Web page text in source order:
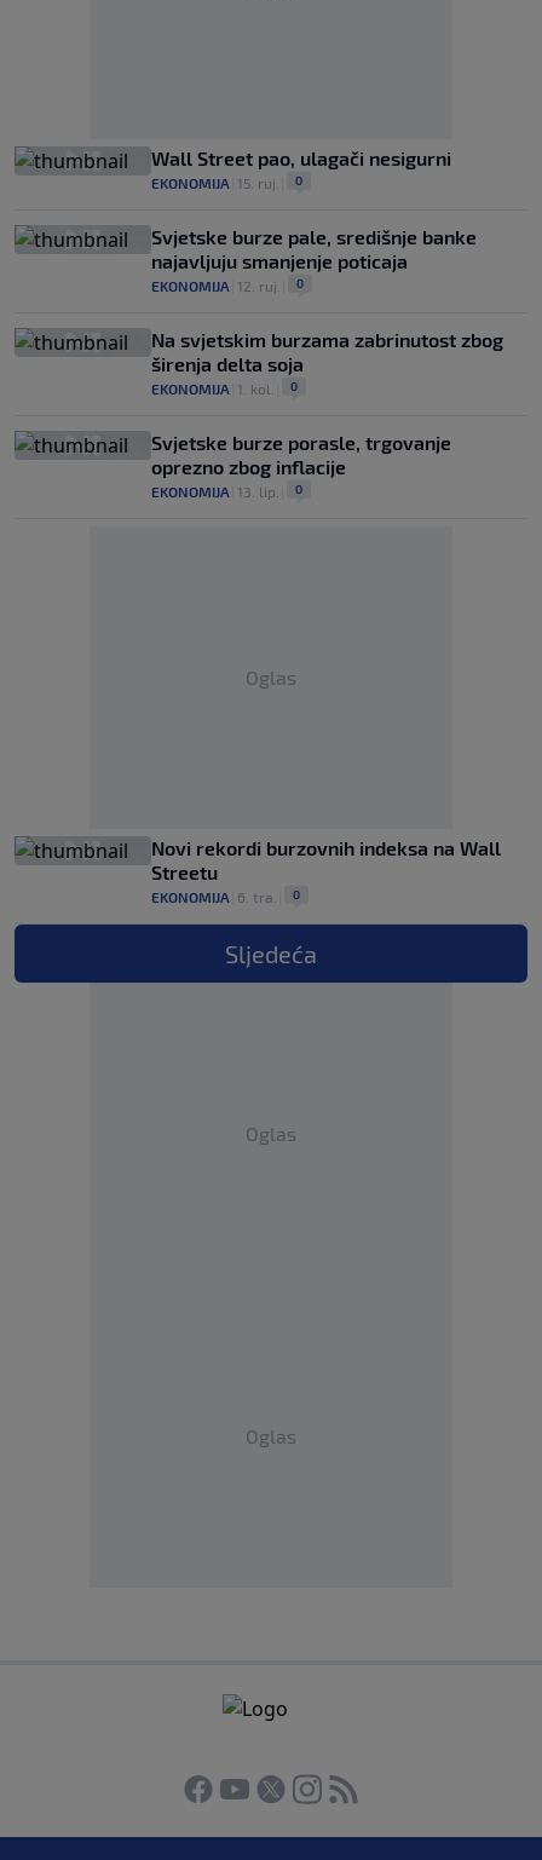
Wall Street pao, ulagači nesigurni
EKONOMIJA 15. ruj. 0
Svjetske burze pale, središnje banke
najavljuju smanjenje poticaja
EKONOMIJA 12. ruj. 0
Na svjetskim burzama zabrinutost zbog
širenja delta soja
EKONOMIJA 1. kol. 0
Svjetske burze porasle, trgovanje
oprezno zbog inflacije
EKONOMIJA 13. lip. 0
Oglas
Novi rekordi burzovnih indeksa na Wall
Streetu
EKONOMIJA 6. tra. 0
Sljedeća
Oglas
Oglas